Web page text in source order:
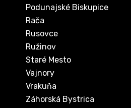
Podunajské Biskupice
Rača
Rusovce
Ružinov
Staré Mesto
Vajnory
Vrakuňa
Záhorská Bystrica